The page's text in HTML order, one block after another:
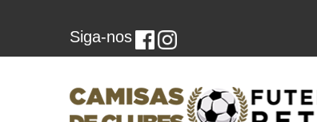
Siga-nos